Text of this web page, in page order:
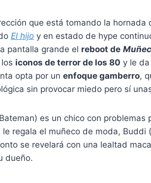
que está tomando la hornada
El hijo y en estado de hype
pantalla grande el reboot de
iconos de terror de los 80 y le
opta por un enfoque gamberro,
sin provocar miedo pero sí
es un chico con problemas
le regala el muñeco de moda, Buddi
se revelará con una lealtad
dueño.